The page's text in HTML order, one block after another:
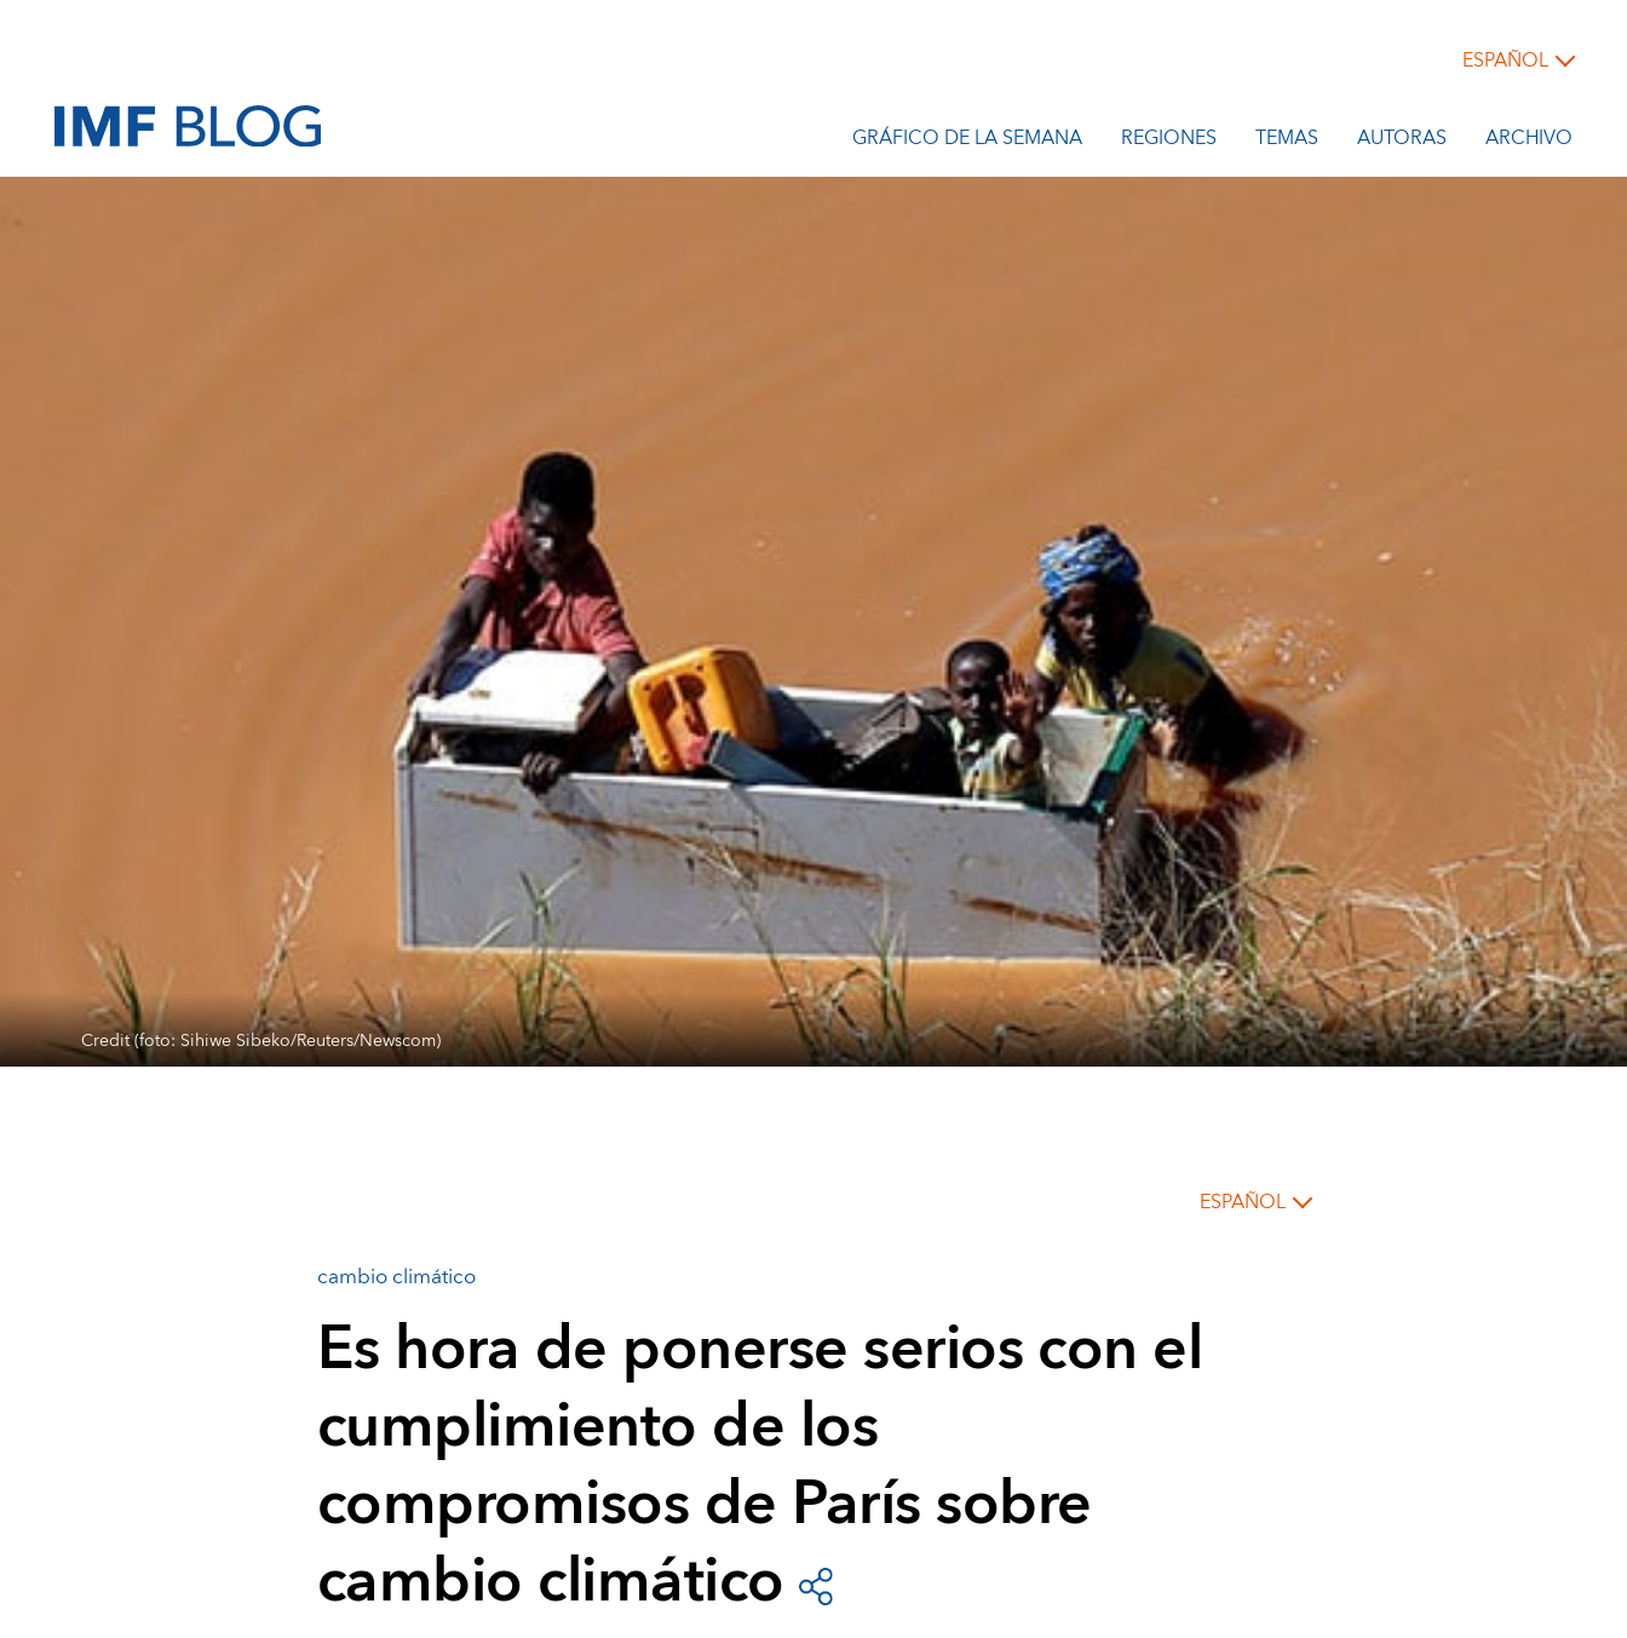
ESPAÑOL
GRÁFICO DE LA SEMANA REGIONES TEMAS AUTORAS ARCHIVO
Credit (foto: Sihiwe Sibeko/Reuters/Newscom)
ESPAÑOL
cambio climático
Es hora de ponerse serios con el
cumplimiento de los
compromisos de París sobre
cambio climático